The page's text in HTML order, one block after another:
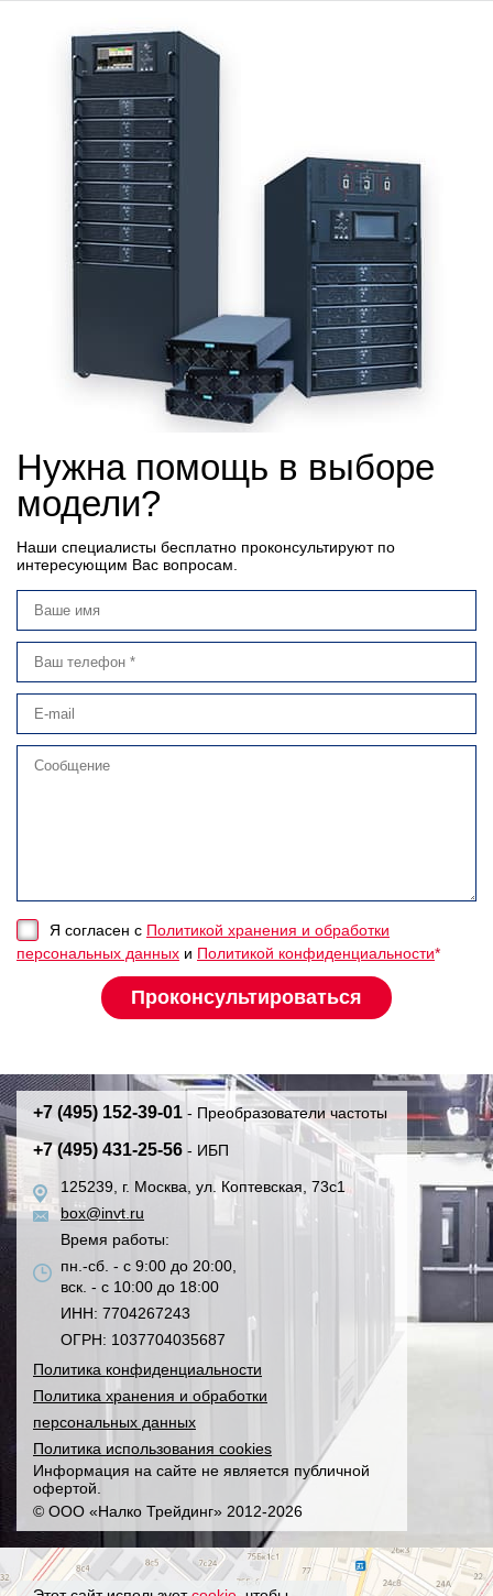
Нужна помощь в выборе
модели?
Наши специалисты бесплатно проконсультируют по
интересующим Вас вопросам.
Я согласен с Политикой хранения и обработки
персональных данных и Политикой конфиденциальности*
+7 (495) 152-39-01 - Преобразователи частоты
+7 (495) 431-25-56 - ИБП
125239, г. Москва, ул. Коптевская, 73с1
box@invt.ru
Время работы:
пн.-сб. - с 9:00 до 20:00,
вск. - с 10:00 до 18:00
ИНН: 7704267243
ОГРН: 1037704035687
Политика конфиденциальности
Политика хранения и обработки
персональных данных
Политика использования cookies
Информация на сайте не является публичной
офертой.
© ООО «Налко Трейдинг» 2012-2026